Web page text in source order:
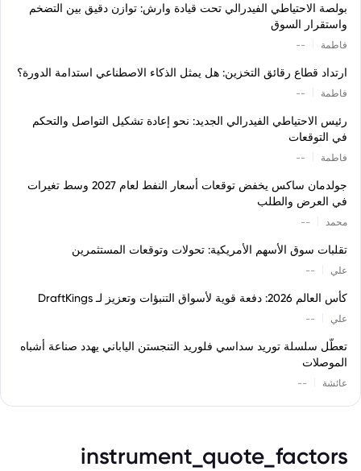
بولصة الاحتياطي الفيدرالي تحت قيادة وارش: توازن دقيق بين التضخم
واستقرار السوق
فاطمة --
ارتداد قطاع رقائق التخزين: هل يمثل الذكاء الاصطناعي استدامة الدورة؟
فاطمة --
رئيس الاحتياطي الفيدرالي الجديد: نحو إعادة تشكيل التواصل والتحكم
في التوقعات
فاطمة --
جولدمان ساكس يخفض توقعات أسعار النفط لعام 2027 وسط تغيرات
في العرض والطلب
محمد --
تقلبات سوق الأسهم الأمريكية: تحولات وتوقعات المستثمرين
علي --
كأس العالم 2026: دفعة قوية لأسواق التنبؤات وتعزيز لـ DraftKings
علي --
تعطّل سلسلة توريد سداسي فلوريد التنجستن الياباني يهدد صناعة أشباه
الموصلات
عائشة --
instrument_quote_factors